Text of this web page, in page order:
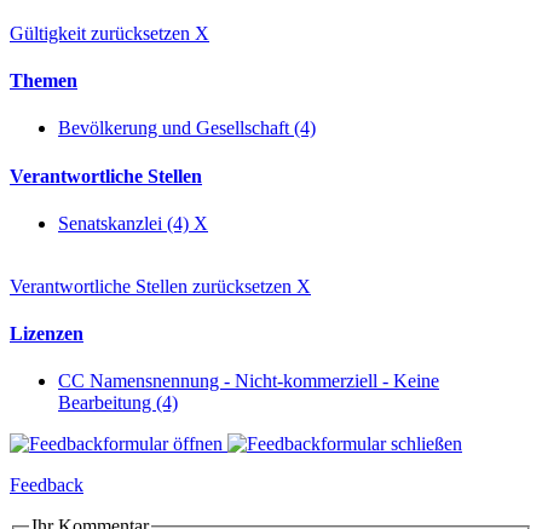
Gültigkeit zurücksetzen X
Themen
Bevölkerung und Gesellschaft (4)
Verantwortliche Stellen
Senatskanzlei (4) X
Verantwortliche Stellen zurücksetzen X
Lizenzen
CC Namensnennung - Nicht-kommerziell - Keine
Bearbeitung (4)
Feedback